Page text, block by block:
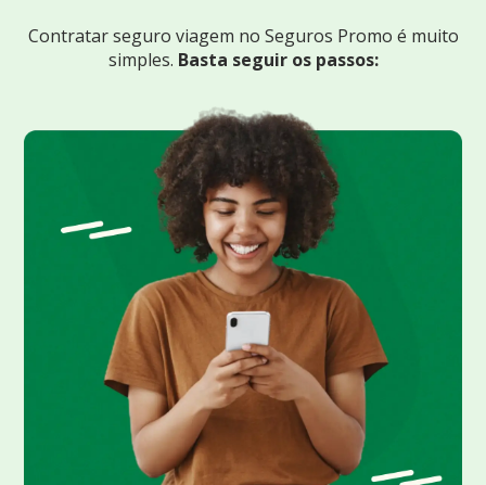
Contratar seguro viagem no Seguros Promo é muito
simples. Basta seguir os passos: